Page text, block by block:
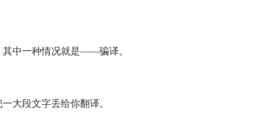
其中一种情况就是——骗译。
大段文字丢给你翻译。